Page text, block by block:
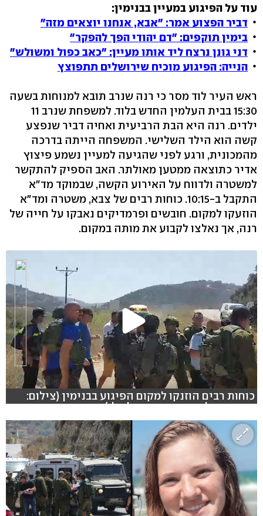
עוד על הפיגוע במעיין בבנימין:
דביר הפצוע אמר: "אבא, אנחנו יוצאים מזה"
בימין תוקפים: "דם יהודי הפך להפקר"
דני גונן נרצח ליד אותו מעיין: "כאב כפול ומשולש"
הנייה: הפיגוע מוכיח שירושלים תתפוצץ
ראש העיר לוד מסר כי רנה שנרב תובא למנוחות בשעה
15:30 בבית העלמין החדש בלוד. למשפחת שנרב 11
ילדים. רנה היא הבת הרביעית ואחיה דביר שנפצע
קשה הוא הילד השלישי. המשפחה הייתה בדרכה
מהמכונית, ורגע לפני שהגיעה למעיין נשמע פיצוץ
אדיר כתוצאה ממטען מאולתר. האב הספיק להתקשר
למשטרה ולדווח על האירוע הקשה, שבמוקד מד"א
התקבל ב-10:15. כוחות רבים של צבא, משטרה ומד"א
הוזעקו למקום. חובשים ופרמדיקים נאבקו על חייה של
רנה, אך נאלצו לקבוע את מותה במקום.
כוחות רבים הוזנקו למקום הפיגוע בבנימין (צילום:
דוברות דולב, מצב בטחוני גלובלי)